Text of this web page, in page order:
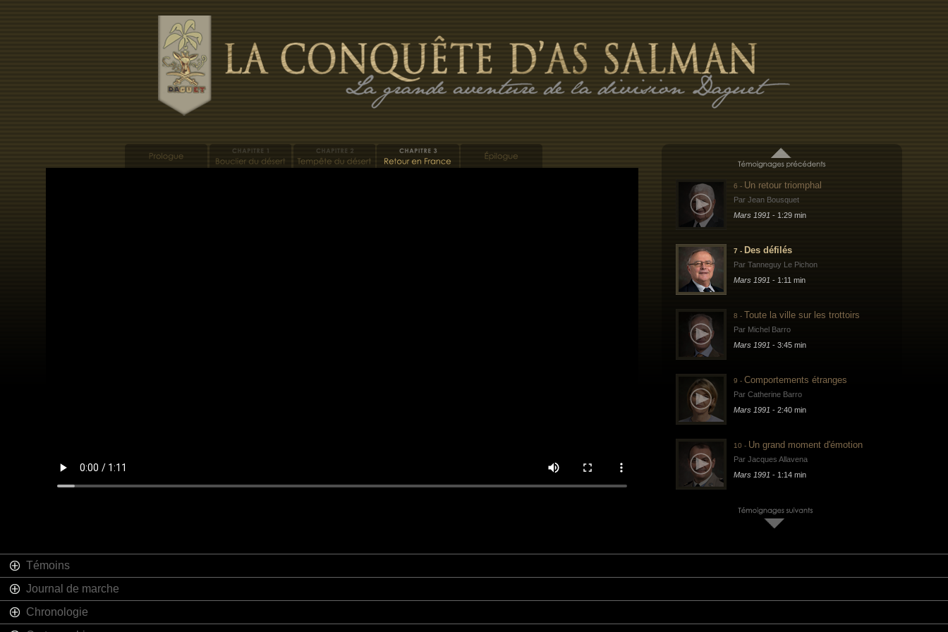
4 -Le retour de notre armée
Par Yves Pellicot
Mars 1991- 5:40 min
- 3:02 min
6 - Un retour triomphal
Par Jean Bousquet
Mars 1991 - 1:29 min
7 - Des défilés
Par Tanneguy Le Pichon
Mars 1991 - 1:11 min
8 - Toute la ville sur les trottoirs
Par Michel Barro
Mars 1991 - 3:45 min
9 - Comportements étranges
Par Catherine Barro
Mars 1991 - 2:40 min
10 - Un grand moment d'émotion
Par Jacques Allavena
Mars 1991 - 1:14 min
11 -Retour en France
Par François Lefèbvre
Retour
Témoins
Journal de marche
Chronologie